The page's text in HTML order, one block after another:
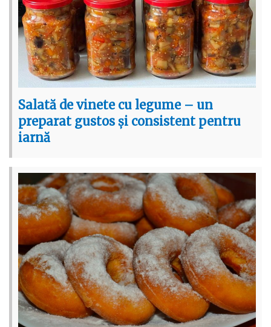
Salată de vinete cu legume – un
preparat gustos și consistent pentru
iarnă